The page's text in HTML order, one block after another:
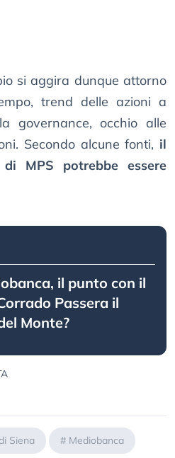
si aggira dunque attorno
trend delle azioni a
governance, occhio alle
Secondo alcune fonti, il
MPS potrebbe essere
il punto con il
Passera il
Monte?
Siena # Mediobanca